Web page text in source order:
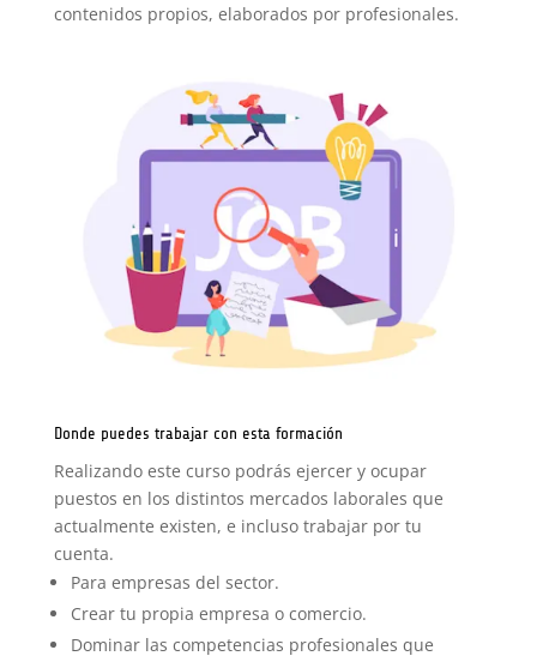
contenidos propios, elaborados por profesionales.
Donde puedes trabajar con esta formación
Realizando este curso podrás ejercer y ocupar
puestos en los distintos mercados laborales que
actualmente existen, e incluso trabajar por tu
cuenta.
Para empresas del sector.
Crear tu propia empresa o comercio.
Dominar las competencias profesionales que